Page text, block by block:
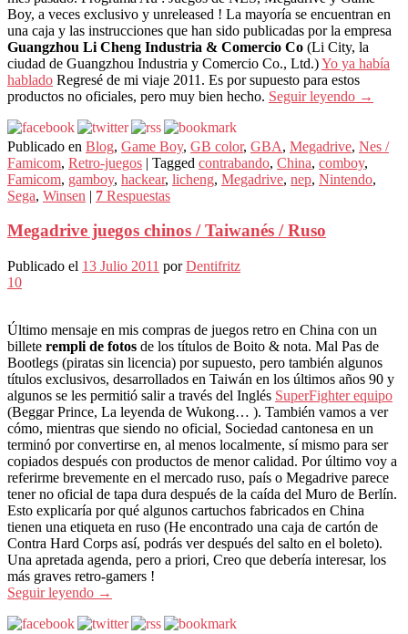
Boy, a veces exclusivo y unreleased ! La mayoría se encuentran en
una caja y las instrucciones que han sido publicadas por la empresa
Guangzhou Li Cheng Industria & Comercio Co (Li City, la
ciudad de Guangzhou Industria y Comercio Co., Ltd.)Yo ya había
hablado Regresé de mi viaje 2011. Es por supuesto para estos
productos no oficiales, pero muy bien hecho. Seguir leyendo →
Publicado en Blog, Game Boy, GB color, GBA, Megadrive, Nes /
Famicom, Retro-juegos | Tagged contrabando, China, comboy,
Famicom, gamboy, hackear, licheng, Megadrive, nep, Nintendo,
Sega, Winsen | 7 Respuestas
Megadrive juegos chinos / Taiwanés / Ruso
Publicado el 13 Julio 2011 porDentifritz
10
Último mensaje en mis compras de juegos retro en China con un
billete rempli de fotos de los títulos de Boito & nota. Mal Pas de
Bootlegs (piratas sin licencia) por supuesto, pero también algunos
títulos exclusivos, desarrollados en Taiwán en los últimos años 90 y
algunos se les permitió salir a través del Inglés SuperFighter equipo
(Beggar Prince, La leyenda de Wukong… ). También vamos a ver
cómo, mientras que siendo no oficial, Sociedad cantonesa en un
terminó por convertirse en, al menos localmente, sí mismo para ser
copiados después con productos de menor calidad. Por último voy a
referirme brevemente en el mercado ruso, país o Megadrive parece
tener no oficial de tapa dura después de la caída del Muro de Berlín.
Esto explicaría por qué algunos cartuchos fabricados en China
tienen una etiqueta en ruso (He encontrado una caja de cartón de
Contra Hard Corps así, podrás ver después del salto en el boleto).
Una apretada agenda, pero a priori, Creo que debería interesar, los
más graves retro-gamers !
Seguir leyendo →